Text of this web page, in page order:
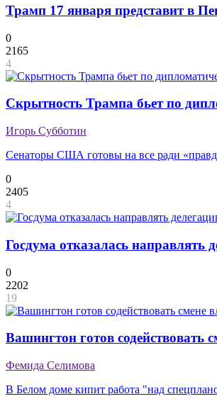
Трамп 17 января представит в
0
2165
4
Скрытность Трампа бьет по
Игорь Субботин
Сенаторы США готовы на все ради
0
2405
4
Госдума отказалась направлять
0
2202
19
Вашингтон готов содействовать
Фемида Селимова
В Белом доме кипит работа "над